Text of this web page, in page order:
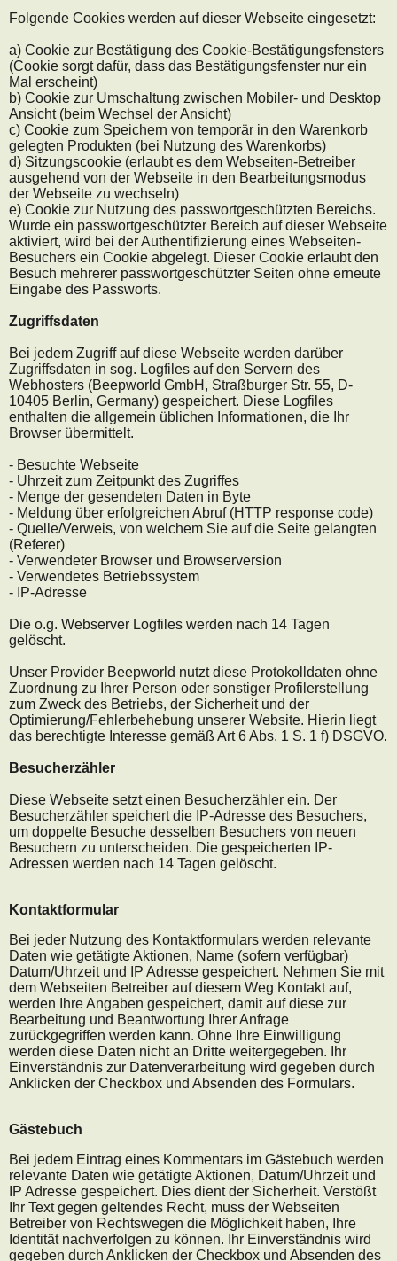
Folgende Cookies werden auf dieser Webseite eingesetzt:
a) Cookie zur Bestätigung des Cookie-Bestätigungsfensters
(Cookie sorgt dafür, dass das Bestätigungsfenster nur ein
Mal erscheint)
b) Cookie zur Umschaltung zwischen Mobiler- und Desktop
Ansicht (beim Wechsel der Ansicht)
c) Cookie zum Speichern von temporär in den Warenkorb
gelegten Produkten (bei Nutzung des Warenkorbs)
d) Sitzungscookie (erlaubt es dem Webseiten-Betreiber
ausgehend von der Webseite in den Bearbeitungsmodus
der Webseite zu wechseln)
e) Cookie zur Nutzung des passwortgeschützten Bereichs.
Wurde ein passwortgeschützter Bereich auf dieser Webseite
aktiviert, wird bei der Authentifizierung eines Webseiten-
Besuchers ein Cookie abgelegt. Dieser Cookie erlaubt den
Besuch mehrerer passwortgeschützter Seiten ohne erneute
Eingabe des Passworts.
Zugriffsdaten
Bei jedem Zugriff auf diese Webseite werden darüber
Zugriffsdaten in sog. Logfiles auf den Servern des
Webhosters (Beepworld GmbH, Straßburger Str. 55, D-
10405 Berlin, Germany) gespeichert. Diese Logfiles
enthalten die allgemein üblichen Informationen, die Ihr
Browser übermittelt.
- Besuchte Webseite
- Uhrzeit zum Zeitpunkt des Zugriffes
- Menge der gesendeten Daten in Byte
- Meldung über erfolgreichen Abruf (HTTP response code)
- Quelle/Verweis, von welchem Sie auf die Seite gelangten
(Referer)
- Verwendeter Browser und Browserversion
- Verwendetes Betriebssystem
- IP-Adresse
Die o.g. Webserver Logfiles werden nach 14 Tagen
gelöscht.
Unser Provider Beepworld nutzt diese Protokolldaten ohne
Zuordnung zu Ihrer Person oder sonstiger Profilerstellung
zum Zweck des Betriebs, der Sicherheit und der
Optimierung/Fehlerbehebung unserer Website. Hierin liegt
das berechtigte Interesse gemäß Art 6 Abs. 1 S. 1 f) DSGVO.
Besucherzähler
Diese Webseite setzt einen Besucherzähler ein. Der
Besucherzähler speichert die IP-Adresse des Besuchers,
um doppelte Besuche desselben Besuchers von neuen
Besuchern zu unterscheiden. Die gespeicherten IP-
Adressen werden nach 14 Tagen gelöscht.
Kontaktformular
Bei jeder Nutzung des Kontaktformulars werden relevante
Daten wie getätigte Aktionen, Name (sofern verfügbar)
Datum/Uhrzeit und IP Adresse gespeichert. Nehmen Sie mit
dem Webseiten Betreiber auf diesem Weg Kontakt auf,
werden Ihre Angaben gespeichert, damit auf diese zur
Bearbeitung und Beantwortung Ihrer Anfrage
zurückgegriffen werden kann. Ohne Ihre Einwilligung
werden diese Daten nicht an Dritte weitergegeben. Ihr
Einverständnis zur Datenverarbeitung wird gegeben durch
Anklicken der Checkbox und Absenden des Formulars.
Gästebuch
Bei jedem Eintrag eines Kommentars im Gästebuch werden
relevante Daten wie getätigte Aktionen, Datum/Uhrzeit und
IP Adresse gespeichert. Dies dient der Sicherheit. Verstößt
Ihr Text gegen geltendes Recht, muss der Webseiten
Betreiber von Rechtswegen die Möglichkeit haben, Ihre
Identität nachverfolgen zu können. Ihr Einverständnis wird
gegeben durch Anklicken der Checkbox und Absenden des